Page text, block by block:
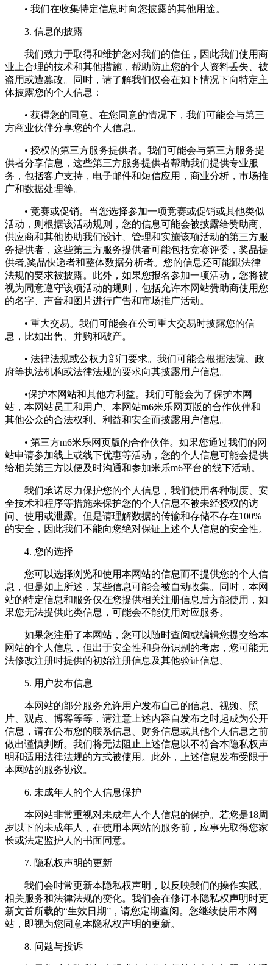
• 我们在收集特定信息时向您披露的其他用途。
3. 信息的披露
我们致力于取得和维护您对我们的信任，因此我们使用商
业上合理的技术和其他措施，帮助防止您的个人资料丢失、被
盗用或遭篡改。同时，请了解我们仅会在如下情况下向特定主
体披露您的个人信息：
• 获得您的同意。在您同意的情况下，我们可能会与第三
方商业伙伴分享您的个人信息。
• 授权的第三方服务提供者。我们可能会与第三方服务提
供者分享信息，这些第三方服务提供者帮助我们提供专业服
务，包括客户支持，电子邮件和短信应用，商业分析，市场推
广和数据处理等。
• 竞赛或促销。当您选择参加一项竞赛或促销或其他类似
活动，则根据该活动规则，您的信息可能会被披露给赞助商、
供应商和其他协助我们设计、管理和实施该项活动的第三方服
务提供者，这些第三方服务提供者可能包括竞赛评委，奖品提
供者,奖品快递者和整体数据分析者。您的信息还可能跟法律
法规的要求被披露。此外，如果您报名参加一项活动，您将被
视为同意遵守该项活动的规则，包括允许本网站赞助商使用您
的名字、声音和图片进行广告和市场推广活动。
• 重大交易。我们可能会在公司重大交易时披露您的信
息，比如出售、并购和破产。
• 法律法规或公权力部门要求。我们可能会根据法院、政
府等执法机构或法律法规的要求向其披露用户信息。
•保护本网站和其他方利益。我们可能会为了保护本网
站，本网站员工和用户、本网站m6米乐网页版的合作伙伴和
其他公众的合法权利、利益和安全而披露用户信息。
• 第三方m6米乐网页版的合作伙伴。如果您通过我们的网
站申请参加线上或线下优惠等活动，您的个人信息可能会提供
给相关第三方以便及时沟通和参加米乐m6平台的线下活动。
我们承诺尽力保护您的个人信息，我们使用各种制度、安
全技术和程序等措施来保护您的个人信息不被未经授权的访
问、使用或泄露。但是请理解数据的传输和存储不存在100%
的安全，因此我们不能向您绝对保证上述个人信息的安全性。
4. 您的选择
您可以选择浏览和使用本网站的信息而不提供您的个人信
息，但是如上所述，某些信息可能会被自动收集。同时，本网
站的特定信息和服务仅在您提供相关注册信息后方能使用，如
果您无法提供此类信息，可能会不能使用对应服务。
如果您注册了本网站，您可以随时查阅或编辑您提交给本
网站的个人信息，但出于安全性和身份识别的考虑，您可能无
法修改注册时提供的初始注册信息及其他验证信息。
5. 用户发布信息
本网站的部分服务允许用户发布自己的信息、视频、照
片、观点、博客等等，请注意上述内容自发布之时起成为公开
信息，请在公布您的联系信息、财务信息或其他个人信息之前
做出谨慎判断。我们将无法阻止上述信息以不符合本隐私权声
明和适用法律法规的方式被使用。此外，上述信息发布受限于
本网站的服务协议。
6. 未成年人的个人信息保护
本网站非常重视对未成年人个人信息的保护。若您是18周
岁以下的未成年人，在使用本网站的服务前，应事先取得您家
长或法定监护人的书面同意。
7. 隐私权声明的更新
我们会时常更新本隐私权声明，以反映我们的操作实践、
相关服务和法律法规的变化。我们会在修订本隐私权声明时更
新文首所载的“生效日期”，请您定期查阅。您继续使用本网
站，即视为您同意本隐私权声明的更新。
8. 问题与投诉